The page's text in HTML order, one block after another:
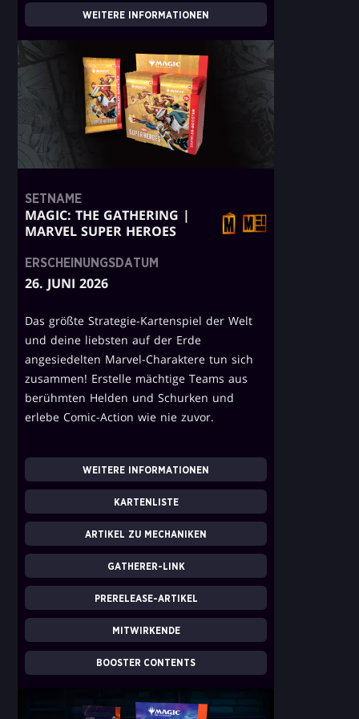
WEITERE INFORMATIONEN
SETNAME
MAGIC: THE GATHERING |
MARVEL SUPER HEROES
ERSCHEINUNGSDATUM
26. JUNI 2026
Das größte Strategie-Kartenspiel der Welt
und deine liebsten auf der Erde
angesiedelten Marvel-Charaktere tun sich
zusammen! Erstelle mächtige Teams aus
berühmten Helden und Schurken und
erlebe Comic-Action wie nie zuvor.
WEITERE INFORMATIONEN
KARTENLISTE
ARTIKEL ZU MECHANIKEN
GATHERER-LINK
PRERELEASE-ARTIKEL
MITWIRKENDE
BOOSTER CONTENTS